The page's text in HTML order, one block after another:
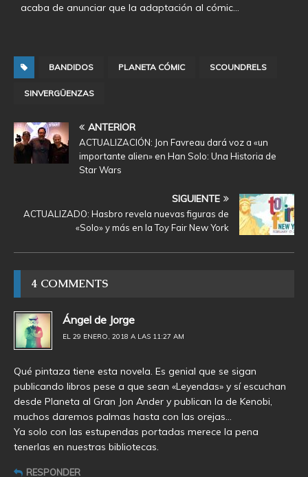
acaba de anunciar que la adaptación al cómic…
BANDIDOS PLANETA CÓMIC SCOUNDRELS
SINVERGÜENZAS
ANTERIOR
ACTUALIZACIÓN: Jon Favreau dará voz a «un
importante alien» en Han Solo: Una Historia de
Star Wars
SIGUIENTE
ACTUALIZADO: Hasbro revela nuevas figuras de
«Solo» y más en la Toy Fair New York
4 COMMENTS
Ángel de Jorge
EL 29 ENERO, 2018 A LAS 11:27 AM
Qué pintaza tiene esta novela. Es genial que se sigan
publicando libros pese a que sean «Leyendas» y sí escuchan
desde Planeta al Gran Jon Ander y publican la de Kenobi,
muchos daremos palmas hasta con las orejas…
Ya solo con las estupendas portadas merece la pena
tenerlas en nuestras bibliotecas.
RESPONDER